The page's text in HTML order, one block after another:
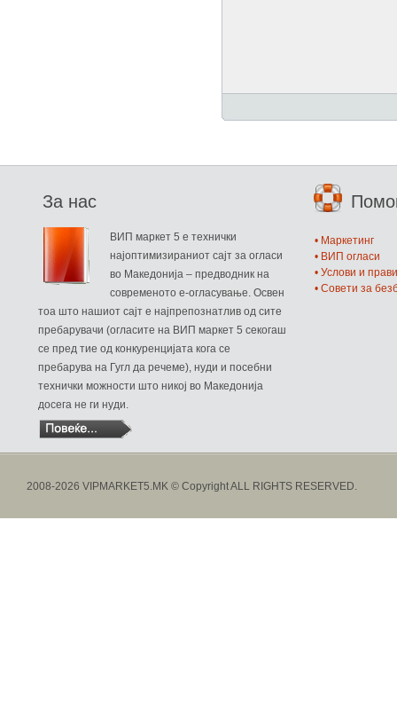
За нас
ВИП маркет 5 е технички
најоптимизираниот сајт за огласи
во Македонија – предводник на
современото е-огласување. Освен
тоа што нашиот сајт е најпрепознатлив од сите
пребарувачи (огласите на ВИП маркет 5 секогаш
се пред тие од конкуренцијата кога се
пребарува на Гугл да речеме), нуди и посебни
технички можности што никој во Македонија
досега не ги нуди.
• Маркетинг
• ВИП огласи
• Услови и
• Совети за
2008-2026 VIPMARKET5.MK © Copyright ALL RIGHTS RESERVED.